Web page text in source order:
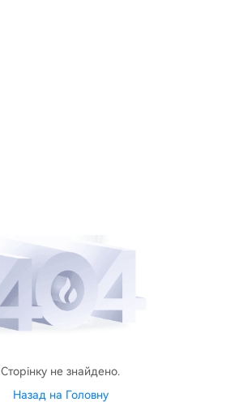
Сторінку не знайдено.
Назад на Головну